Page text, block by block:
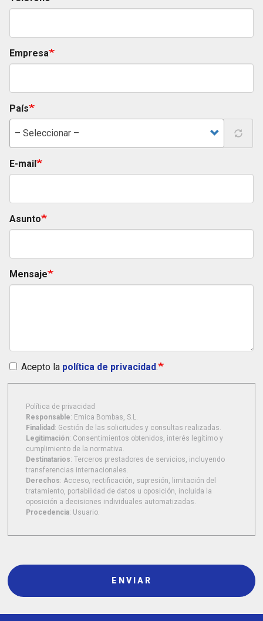
Empresa
País
– Seleccionar –
E-mail
Asunto
Mensaje
Acepto la política de privacidad.
Política de privacidad
Responsable: Emica Bombas, S.L.
Finalidad : Gestión de las solicitudes y consultas realizadas.
Legitimación: Consentimientos obtenidos, interés legítimo y
cumplimiento de la normativa.
Destinatarios: Terceros prestadores de servicios, incluyendo
transferencias internacionales.
Derechos: Acceso, rectificación, supresión, limitación del
tratamiento, portabilidad de datos u oposición, incluida la
oposición a decisiones individuales automatizadas.
Procedencia: Usuario.
ENVIAR